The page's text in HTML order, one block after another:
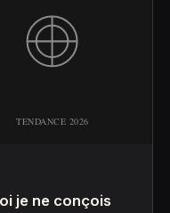
je ne conçois